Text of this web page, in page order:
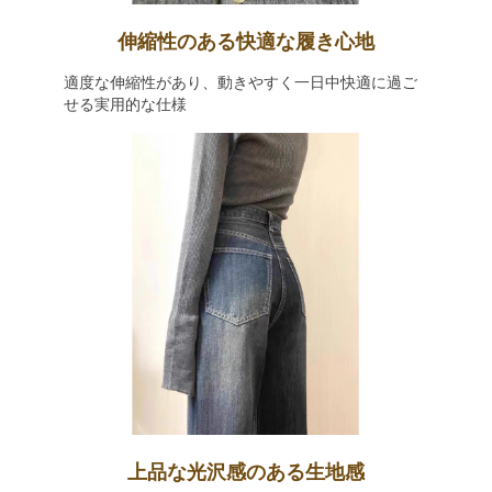
伸縮性のある快適な履き心地
適度な伸縮性があり、動きやすく一日中快適に過ご
せる実用的な仕様
上品な光沢感のある生地感